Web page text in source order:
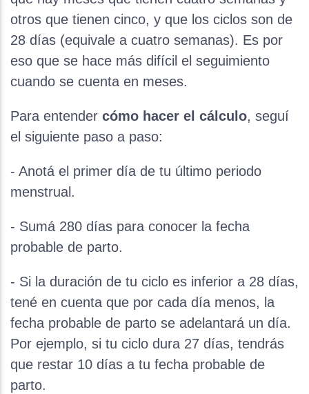
otros que tienen cinco, y que los ciclos son de
28 días (equivale a cuatro semanas). Es por
eso que se hace más difícil el seguimiento
cuando se cuenta en meses.
Para entender cómo hacer el cálculo, seguí
el siguiente paso a paso:
- Anotá el primer día de tu último periodo
menstrual.
- Sumá 280 días para conocer la fecha
probable de parto.
- Si la duración de tu ciclo es inferior a 28 días,
tené en cuenta que por cada día menos, la
fecha probable de parto se adelantará un día.
Por ejemplo, si tu ciclo dura 27 días, tendrás
que restar 10 días a tu fecha probable de
parto.